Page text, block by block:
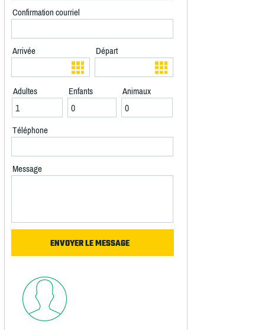
Confirmation courriel
Arrivée Départ
Adultes Enfants Animaux
Téléphone
Message